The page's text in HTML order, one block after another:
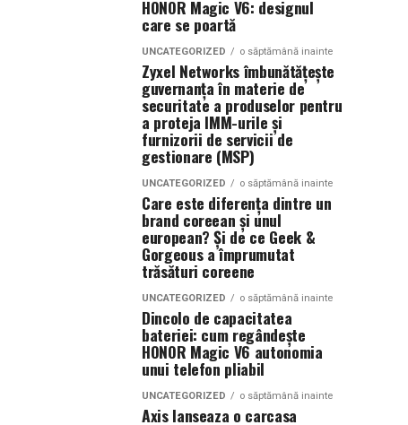
HONOR Magic V6: designul
care se poartă
UNCATEGORIZED o săptămână inainte
Zyxel Networks îmbunătățește
guvernanța în materie de
securitate a produselor pentru
a proteja IMM-urile și
furnizorii de servicii de
gestionare (MSP)
UNCATEGORIZED o săptămână inainte
Care este diferența dintre un
brand coreean și unul
european? Și de ce Geek &
Gorgeous a împrumutat
trăsături coreene
UNCATEGORIZED o săptămână inainte
Dincolo de capacitatea
bateriei: cum regândește
HONOR Magic V6 autonomia
unui telefon pliabil
UNCATEGORIZED o săptămână inainte
Axis lanseaza o carcasa